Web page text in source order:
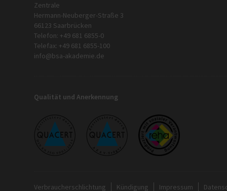
Zentrale
Hermann-Neuberger-Straße 3
66123 Saarbrücken
Telefon: +49 681 6855-0
Telefax: +49 681 6855-100
info@bsa-akademie.de
Qualität und Anerkennung
Verbraucherschlichtung Kündigung Impressum